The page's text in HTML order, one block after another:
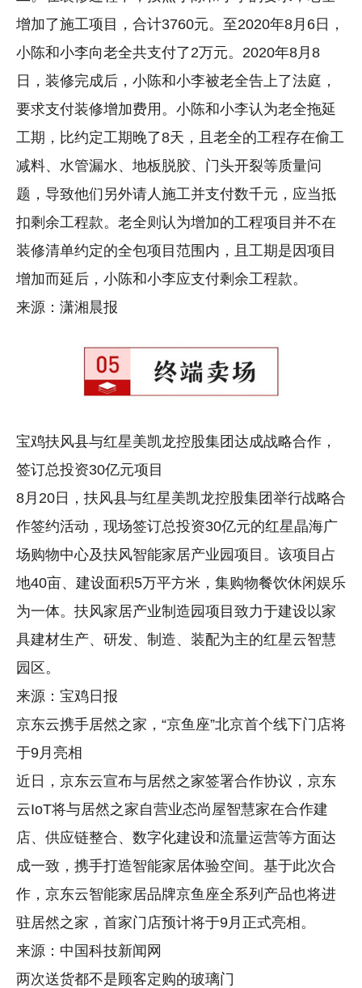
增加了施工项目，合计3760元。至2020年8月6日，
小陈和小李向老全共支付了2万元。2020年8月8
日，装修完成后，小陈和小李被老全告上了法庭，
要求支付装修增加费用。小陈和小李认为老全拖延
工期，比约定工期晚了8天，且老全的工程存在偷工
减料、水管漏水、地板脱胶、门头开裂等质量问
题，导致他们另外请人施工并支付数千元，应当抵
扣剩余工程款。老全则认为增加的工程项目并不在
装修清单约定的全包项目范围内，且工期是因项目
增加而延后，小陈和小李应支付剩余工程款。
来源：潇湘晨报
宝鸡扶风县与红星美凯龙控股集团达成战略合作，
签订总投资30亿元项目
8月20日，扶风县与红星美凯龙控股集团举行战略合
作签约活动，现场签订总投资30亿元的红星晶海广
场购物中心及扶风智能家居产业园项目。该项目占
地40亩、建设面积5万平方米，集购物餐饮休闲娱乐
为一体。扶风家居产业制造园项目致力于建设以家
具建材生产、研发、制造、装配为主的红星云智慧
园区。
来源：宝鸡日报
京东云携手居然之家，“京鱼座”北京首个线下门店将
于9月亮相
近日，京东云宣布与居然之家签署合作协议，京东
云IoT将与居然之家自营业态尚屋智慧家在合作建
店、供应链整合、数字化建设和流量运营等方面达
成一致，携手打造智能家居体验空间。基于此次合
作，京东云智能家居品牌京鱼座全系列产品也将进
驻居然之家，首家门店预计将于9月正式亮相。
来源：中国科技新闻网
两次送货都不是顾客定购的玻璃门